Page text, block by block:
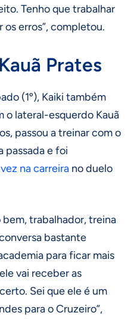
Tenho que trabalhar
os erros”, completou.
Prates
(1º), Kaiki também
o lateral-esquerdo Kauã
passou a treinar com o
passada e foi
na carreira no duelo
bem, trabalhador, treina
bastante
para ficar mais
vai receber as
Sei que ele é um
para o Cruzeiro”,